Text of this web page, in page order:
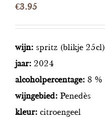
€3.95
wijn: spritz (blikje 25cl)
jaar: 2024
alcoholpercentage: 8 %
wijngebied: Penedès
kleur: citroengeel